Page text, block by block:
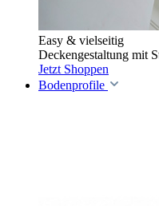
Easy & vielseitig
Deckengestaltung mit
Jetzt Shoppen
Bodenprofile